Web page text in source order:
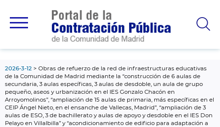
principal
2026-3-12
Obras de refuerzo de la red de infraestructuras educativas
de la Comunidad de Madrid mediante la “construcción de 6 aulas de
secundaria, 3 aulas específicas, 3 aulas de desdoble, un aula de grupo
pequeño, aseos y urbanización en el IES Gonzalo Chacón en
Arroyomolinos”, “ampliación de 15 aulas de primaria, más específicas en el
CEIP Ángel Nieto, en el ensanche de Vallecas, Madrid”, “ampliación de 3
aulas de ESO, 3 de bachillerato y aulas de apoyo y desdoble en el IES Don
Pelayo en Villalbilla” y “acondicionamiento de edificio para adaptación a